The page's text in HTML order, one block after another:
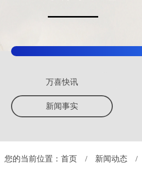
产
中
新
万喜快讯
新闻事实
您的当前位置： 首页/ 新闻动态/